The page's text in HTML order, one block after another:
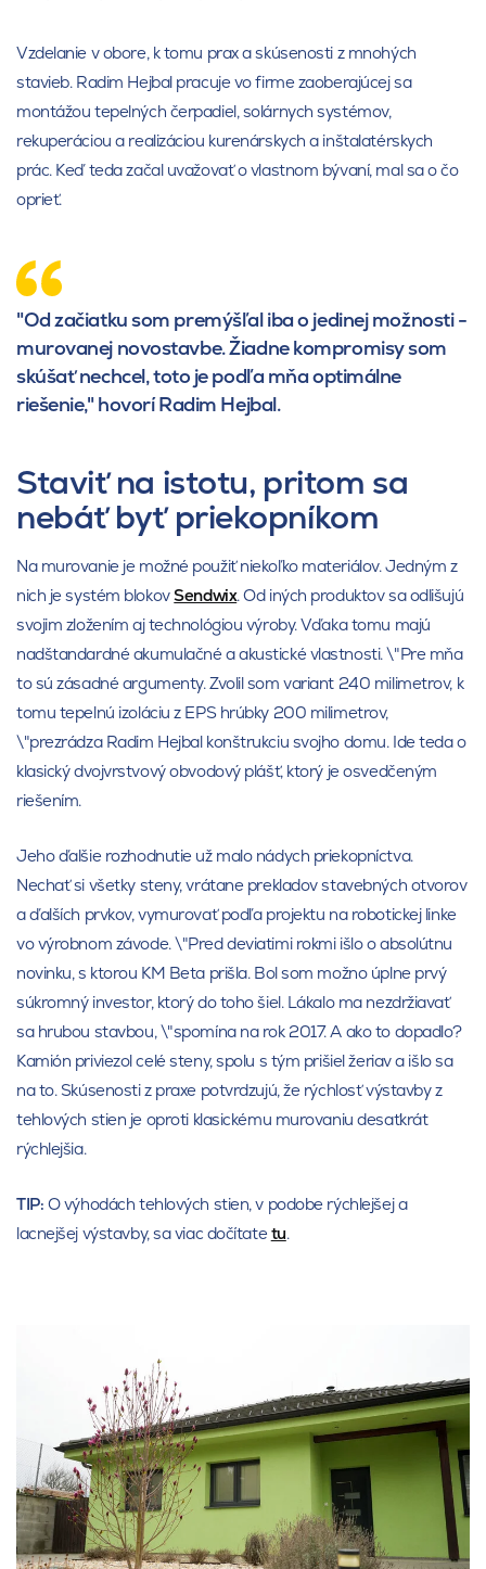
Vzdelanie v obore, k tomu prax a skúsenosti z mnohých
stavieb. Radim Hejbal pracuje vo firme zaoberajúcej sa
montážou tepelných čerpadiel, solárnych systémov,
rekuperáciou a realizáciou kurenárskych a inštalatérskych
prác. Keď teda začal uvažovať o vlastnom bývaní, mal sa o čo
oprieť.
"Od začiatku som premýšľal iba o jedinej možnosti -
murovanej novostavbe. Žiadne kompromisy som
skúšať nechcel, toto je podľa mňa optimálne
riešenie," hovorí Radim Hejbal.
Staviť na istotu, pritom sa
nebáť byť priekopníkom
Na murovanie je možné použiť niekoľko materiálov. Jedným z
nich je systém blokovSendwix. Od iných produktov sa odlišujú
svojim zložením aj technológiou výroby. Vďaka tomu majú
nadštandardné akumulačné a akustické vlastnosti. \"Pre mňa
to sú zásadné argumenty. Zvolil som variant 240 milimetrov, k
tomu tepelnú izoláciu z EPS hrúbky 200 milimetrov,
\"prezrádza Radim Hejbal konštrukciu svojho domu. Ide teda o
klasický dvojvrstvový obvodový plášť, ktorý je osvedčeným
riešením.
Jeho ďalšie rozhodnutie už malo nádych priekopníctva.
Nechať si všetky steny, vrátane prekladov stavebných otvorov
a ďalších prvkov, vymurovať podľa projektu na robotickej linke
vo výrobnom závode. \"Pred deviatimi rokmi išlo o absolútnu
novinku, s ktorou KM Beta prišla. Bol som možno úplne prvý
súkromný investor, ktorý do toho šiel. Lákalo ma nezdržiavať
sa hrubou stavbou, \"spomína na rok 2017. A ako to dopadlo?
Kamión priviezol celé steny, spolu s tým prišiel žeriav a išlo sa
na to. Skúsenosti z praxe potvrdzujú, že rýchlosť výstavby z
tehlových stien je oproti klasickému murovaniu desaťkrát
rýchlejšia.
TIP: O výhodách tehlových stien, v podobe rýchlejšej a
lacnejšej výstavby, sa viac dočítatetu.